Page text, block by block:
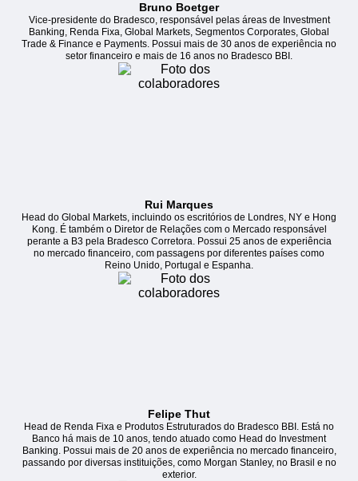
Bruno Boetger
Vice-presidente do Bradesco, responsável pelas áreas de Investment
Banking, Renda Fixa, Global Markets, Segmentos Corporates, Global
Trade & Finance e Payments. Possui mais de 30 anos de experiência no
setor financeiro e mais de 16 anos no Bradesco BBI.
Rui Marques
Head do Global Markets, incluindo os escritórios de Londres, NY e Hong
Kong. É também o Diretor de Relações com o Mercado responsável
perante a B3 pela Bradesco Corretora. Possui 25 anos de experiência
no mercado financeiro, com passagens por diferentes países como
Reino Unido, Portugal e Espanha.
Felipe Thut
Head de Renda Fixa e Produtos Estruturados do Bradesco BBI. Está no
Banco há mais de 10 anos, tendo atuado como Head do Investment
Banking. Possui mais de 20 anos de experiência no mercado financeiro,
passando por diversas instituições, como Morgan Stanley, no Brasil e no
exterior.